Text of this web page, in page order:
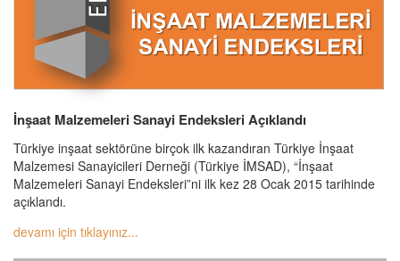
İnşaat Malzemeleri Sanayi Endeksleri Açıklandı
Türkiye inşaat sektörüne birçok ilk kazandıran Türkiye İnşaat
Malzemesi Sanayicileri Derneği (Türkiye İMSAD), “İnşaat
Malzemeleri Sanayi Endeksleri”ni ilk kez 28 Ocak 2015 tarihinde
açıklandı.
devamı için tıklayınız...